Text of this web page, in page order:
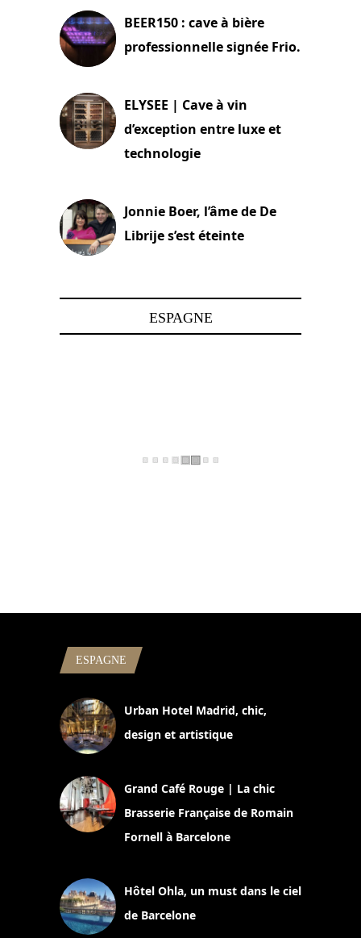
BEER150 : cave à bière
professionnelle signée Frio.
ELYSEE | Cave à vin
d’exception entre luxe et
technologie
Jonnie Boer, l’âme de De
Librije s’est éteinte
ESPAGNE
ESPAGNE
Urban Hotel Madrid, chic,
design et artistique
Grand Café Rouge | La chic
Brasserie Française de Romain
Fornell à Barcelone
Hôtel Ohla, un must dans le ciel
de Barcelone